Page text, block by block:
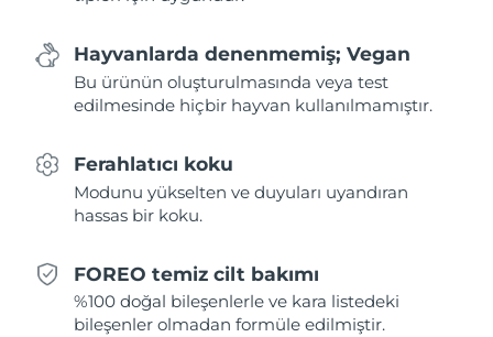
Hayvanlarda denenmemiş; Vegan
Bu ürünün oluşturulmasında veya test
edilmesinde hiçbir hayvan kullanılmamıştır.
Ferahlatıcı koku
Modunu yükselten ve duyuları uyandıran
hassas bir koku.
FOREO temiz cilt bakımı
%100 doğal bileşenlerle ve kara listedeki
bileşenler olmadan formüle edilmiştir.
Slovakya Tahmini teslim tarihi
Slovenya Tahmini teslim tarihi 8/8/26
Güney Afrika
Güney Kore Tahmini teslim tarihi 8/10/26
İsveç Tahmini teslim tarihi